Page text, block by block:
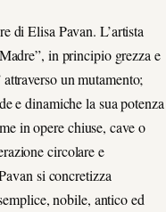
di Elisa Pavan. L’artista
in principio grezza e
un mutamento;
e dinamiche la sua potenza
in opere chiuse, cave o
circolare e
si concretizza
nobile, antico ed